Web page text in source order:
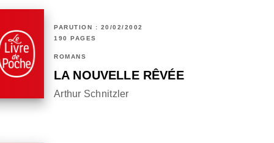
PARUTION : 20/02/2002
190 PAGES
ROMANS
LA NOUVELLE RÊVÉE
Arthur Schnitzler